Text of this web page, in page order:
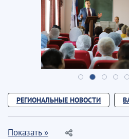
РЕГИОНАЛЬНЫЕ НОВОСТИ
Показать »